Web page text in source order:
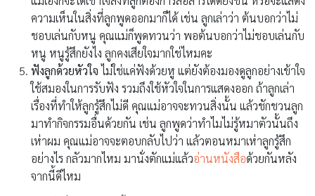
ความเห็นในสิ่งที่ลูกพูดออกมาก็ได้ เช่น ลูกเล่าว่า ต้นบอกว่าไม่
ชอบเล่นกับหนู คุณแม่ก็พูดทวนว่า พอต้นบอกว่าไม่ชอบเล่นกับ
หนู หนูรู้สึกยังไง ลูกคงเสียใจมากใช่ไหมคะ
ฟังลูกด้วยหัวใจไม่ใช่แค่ฟังด้วยหู แต่ยังต้องมองดูลูกอย่างเข้าใจ
ใช้สมองในการรับฟัง รวมถึงใช้หัวใจในการแสดงออก ถ้าลูกเล่า
เรื่องที่ทำให้ลูกรู้สึกไม่ดี คุณแม่อาจจะทวนสิ่งนั้น แล้วชักชวนลูก
มาทำกิจกรรมอื่นด้วยกัน เช่น ลูกพูดว่าทำไมไม่รู้หมาตัวนั้นถึง
เห่าผม คุณแม่อาจจะตอบกลับไปว่า แล้วตอนหมาเห่าลูกรู้สึก
อย่างไร กลัวมากไหม มานั่งตักแม่แล้วอ่านหนังสือด้วยกันหลัง
จากนี้ดีไหม